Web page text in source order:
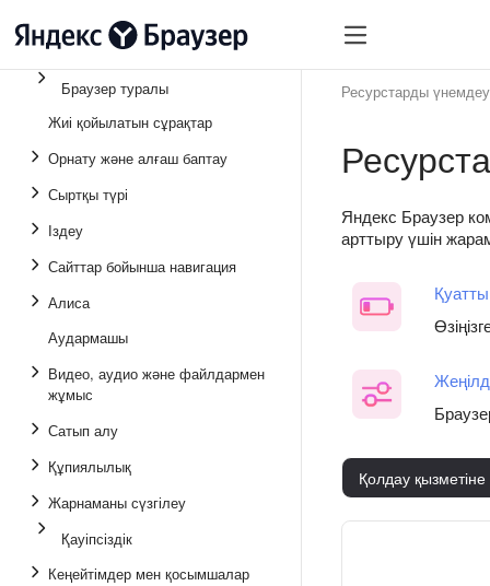
Браузер туралы
Жиі қойылатын сұрақтар
Орнату және алғаш баптау
Сыртқы түрі
Іздеу
Сайттар бойынша навигация
Алиса
Аудармашы
Видео, аудио және файлдармен
жұмыс
Сатып алу
Құпиялылық
Жарнаманы сүзгілеу
Қауіпсіздік
Кеңейтімдер мен қосымшалар
Ресурстарды үнемдеу
Яндекс Браузер
арттыру үшін
Қолдау